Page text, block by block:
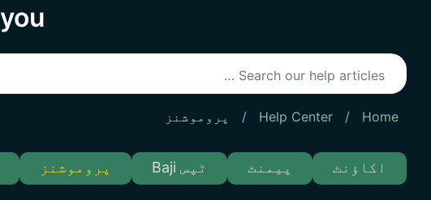
you?
Home
/
Help Center
/ پروموشنز
اکاؤنٹ پیمنٹ ٹپس Baji پروموشنز